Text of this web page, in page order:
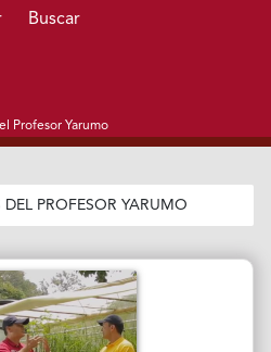
Buscar
Profesor Yarumo
DEL PROFESOR YARUMO